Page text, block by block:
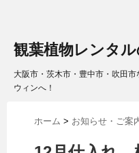
観葉植物レンタ
大阪市・茨木市・豊中市・吹田
ウィンへ！
ホーム > お知らせ・ご案